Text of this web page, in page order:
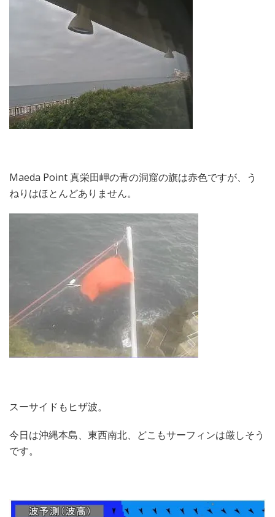
Maeda Point 真栄田岬の青の洞窟の旗は赤色ですが、う
ねりはほとんどありません。
スーサイドもヒザ波。
今日は沖縄本島、東西南北、どこもサーフィンは厳しそう
です。